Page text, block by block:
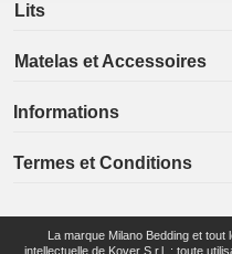
Lits
Matelas et Accessoires
Informations
Termes et Conditions
La marque Milano Bedding et
intellectuelle de Kover S.r.l. : toute